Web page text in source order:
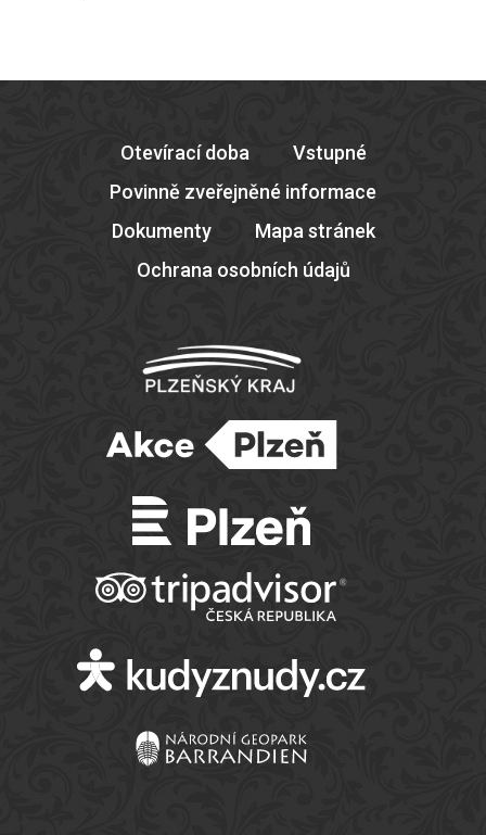
Otevírací doba
Vstupné
Povinně zveřejněné informace
Dokumenty
Mapa stránek
Ochrana osobních údajů